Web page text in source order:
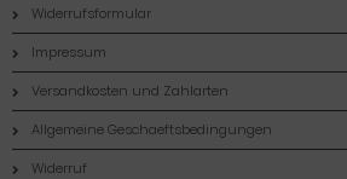
Widerrufsformular
Impressum
Versandkosten und Zahlarten
Allgemeine Geschaeftsbedingungen
Widerruf